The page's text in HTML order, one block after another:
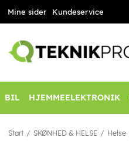
Mine sider Kundeservice
BIL HJEMMEELEKTRONIK
Start SKØNHED & HELSE Helse